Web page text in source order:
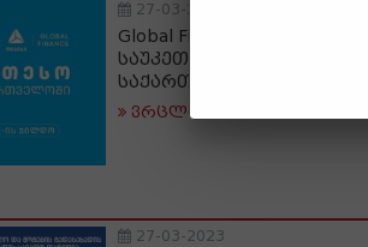
27-03-2023
Global Finance-მა თიბისი
საუკეთესო ბანკად
საქართველოში
ვრცლად
27-03-2023